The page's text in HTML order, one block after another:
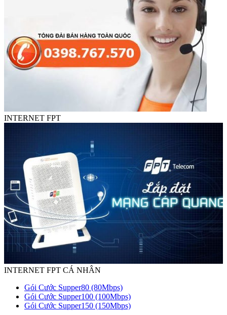
INTERNET FPT
INTERNET FPT CÁ NHÂN
Gói Cước Supper80 (80Mbps)
Gói Cước Supper100 (100Mbps)
Gói Cước Supper150 (150Mbps)